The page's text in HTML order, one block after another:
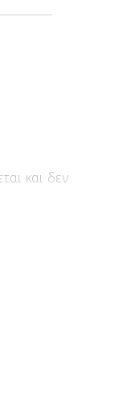
και δεν